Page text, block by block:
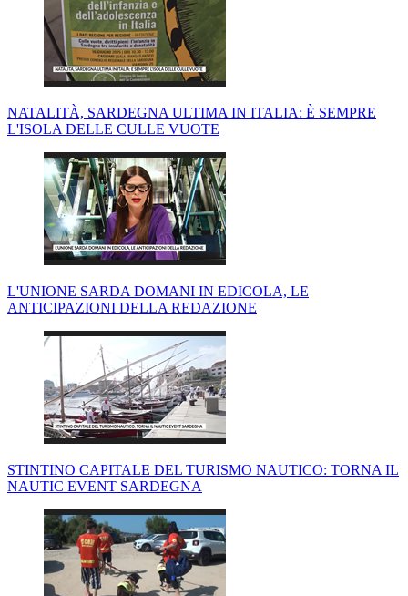
NATALITÀ, SARDEGNA ULTIMA IN ITALIA: È SEMPRE
L'ISOLA DELLE CULLE VUOTE
L'UNIONE SARDA DOMANI IN EDICOLA, LE
ANTICIPAZIONI DELLA REDAZIONE
STINTINO CAPITALE DEL TURISMO NAUTICO: TORNA IL
NAUTIC EVENT SARDEGNA